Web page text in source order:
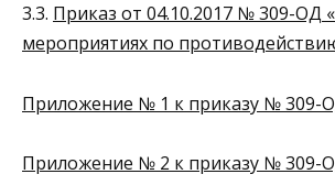
3.3. Приказ от 04.10.2017 № 309-ОД
мероприятиях по
Приложение № 1 к приказу № 309-
Приложение № 2 к приказу № 309-